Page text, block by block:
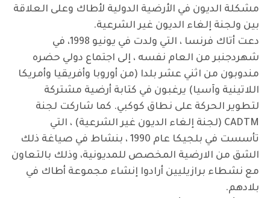
مشكلة الديون في الأرضية الدولية لأطاك وعلى العلاقة
بين ولجنة إلغاء الديون غير الشرعية.
دعت أتاك فرنسا ، التي ولدت في يونيو 1998، في
شهردجنبر من العام نفسه ، إلى اجتماع دولي حضره
مندوبون من اثني عشر بلدا (من أوروبا وأفريقيا وأمريكا
اللاتينية وآسيا) يرغبون في كتابة أرضية مشتركة
لتطوير الحركة على نطاق كوكبي. كما شاركت لجنة
CADTM (لجنة إلغاء الديون غير الشرعية) ، التي
تأسست في بلجيكا عام 1990 ، بنشاط في صياغة ذلك
الشق من الارضية المخصص للمديونية، وذلك بالتعاون
مع نشطاء برازيليين أرادوا إنشاء مجموعة أطاك في
بلادهم.